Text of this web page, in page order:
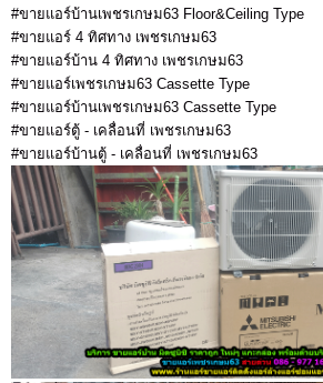
#ขายแอร์บ้านเพชรเกษม63 Floor&Ceiling Type
#ขายแอร์ 4 ทิศทาง เพชรเกษม63
#ขายแอร์บ้าน 4 ทิศทาง เพชรเกษม63
#ขายแอร์เพชรเกษม63 Cassette Type
#ขายแอร์บ้านเพชรเกษม63 Cassette Type
#ขายแอร์ตู้ - เคลื่อนที่ เพชรเกษม63
#ขายแอร์บ้านตู้ - เคลื่อนที่ เพชรเกษม63